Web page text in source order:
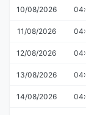
10/08/2026
11/08/2026
12/08/2026
13/08/2026
14/08/2026